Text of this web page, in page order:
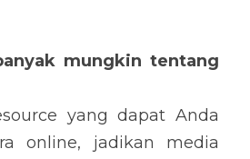
mungkin tentang
yang dapat Anda
online, jadikan media